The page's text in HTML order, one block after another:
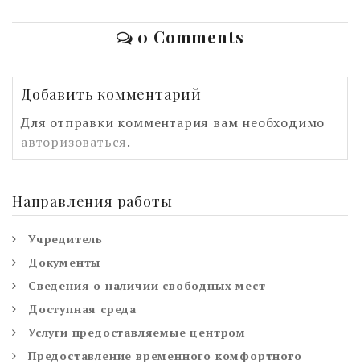
0 Comments
Добавить комментарий
Для отправки комментария вам необходимо
авторизоваться.
Направления работы
Учредитель
Документы
Сведения о наличии свободных мест
Доступная среда
Услуги предоставляемые центром
Предоставление временного комфортного